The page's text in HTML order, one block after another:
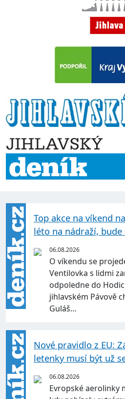
Top akce na víkend
léto na nádraží,
06.08.2026
O víkendu se
Ventilovka s lidmi
odpoledne do
jihlavském Pávově
Guláš…
Nové pravidlo z EU:
letenky musí být už
06.08.2026
Evropské aerolinky